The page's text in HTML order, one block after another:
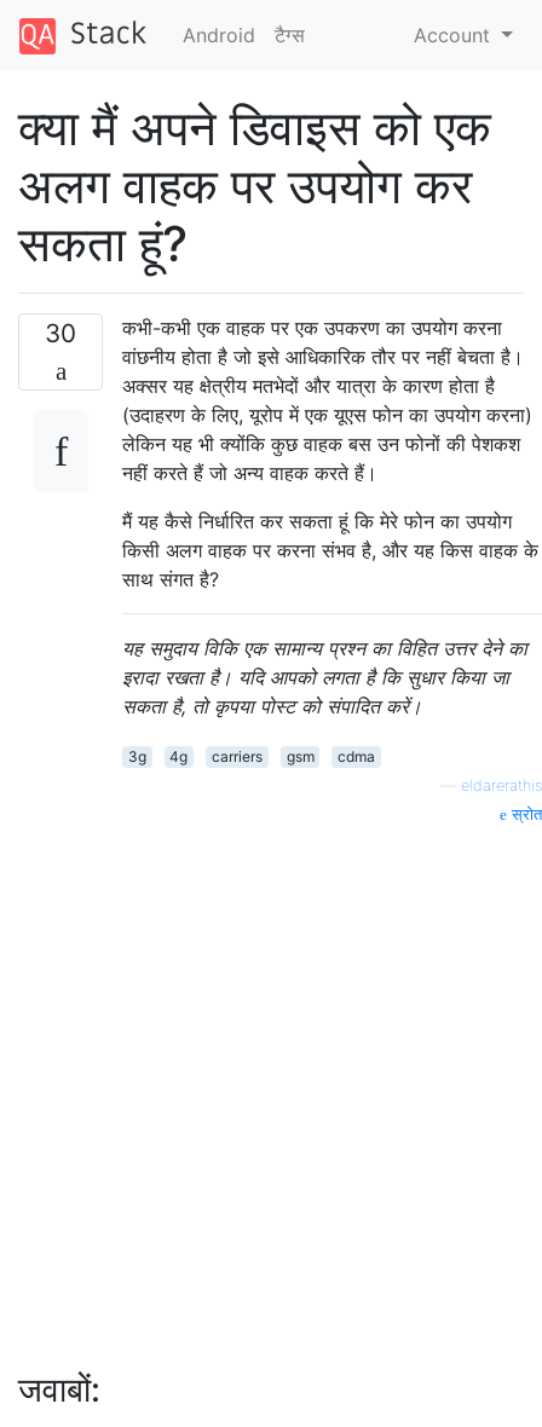
Android टैग्‍स Account
क्या मैं अपने डिवाइस को एक
अलग वाहक पर उपयोग कर
सकता हूं?
30
कभी-कभी एक वाहक पर एक उपकरण का उपयोग करना
वांछनीय होता है जो इसे आधिकारिक तौर पर नहीं बेचता है।
अक्सर यह क्षेत्रीय मतभेदों और यात्रा के कारण होता है
(उदाहरण के लिए, यूरोप में एक यूएस फोन का उपयोग करना)
लेकिन यह भी क्योंकि कुछ वाहक बस उन फोनों की पेशकश
नहीं करते हैं जो अन्य वाहक करते हैं।
मैं यह कैसे निर्धारित कर सकता हूं कि मेरे फोन का उपयोग
किसी अलग वाहक पर करना संभव है, और यह किस वाहक के
साथ संगत है?
यह समुदाय विकि एक सामान्य प्रश्न का विहित उत्तर देने का
इरादा रखता है। यदि आपको लगता है कि सुधार किया जा
सकता है, तो कृपया पोस्ट को संपादित करें।
3g 4g carriers gsm
cdma
eldarerathis
स्रोत
जवाबों: